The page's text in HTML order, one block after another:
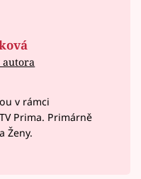
autora
v rámci
Prima. Primárně
Ženy.